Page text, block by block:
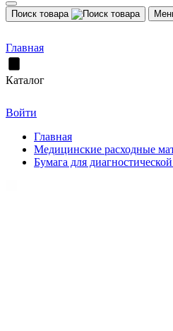
Поиск товара
Главная
Каталог
Войти
Главная
Медицинские расходные
Бумага для